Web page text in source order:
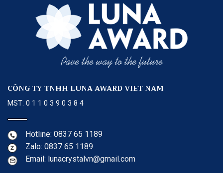
CÔNG TY TNHH LUNA AWARD VIET NAM
MST: 0 1 1 0 3 9 0 3 8 4
Hotline: 0837 65 1189
Zalo: 0837 65 1189
Email: lunacrystalvn@gmail.com